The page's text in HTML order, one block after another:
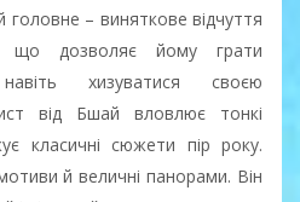
головне – виняткове відчуття
що дозволяє йому грати
хизуватися своєю
від Бшай вловлює тонкі
класичні сюжети пір року.
й величні панорами. Він